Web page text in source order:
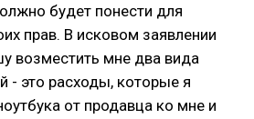
будет понести для
прав. В исковом заявлении
возместить мне два вида
- это расходы, которые я
от продавца ко мне и